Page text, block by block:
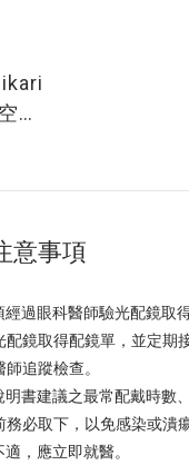
灰
意事項
經過眼科醫師驗光配鏡取
鏡取得配鏡單，並定期
師追蹤檢查。
書建議之最常配戴時數
必取下，以免感染或潰瘍
，應立即就醫。